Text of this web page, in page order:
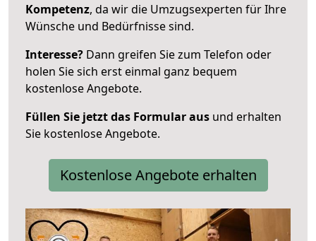
Kompetenz, da wir die Umzugsexperten für Ihre
Wünsche und Bedürfnisse sind.
Interesse? Dann greifen Sie zum Telefon oder
holen Sie sich erst einmal ganz bequem
kostenlose Angebote.
Füllen Sie jetzt das Formular aus und erhalten
Sie kostenlose Angebote.
Kostenlose Angebote erhalten